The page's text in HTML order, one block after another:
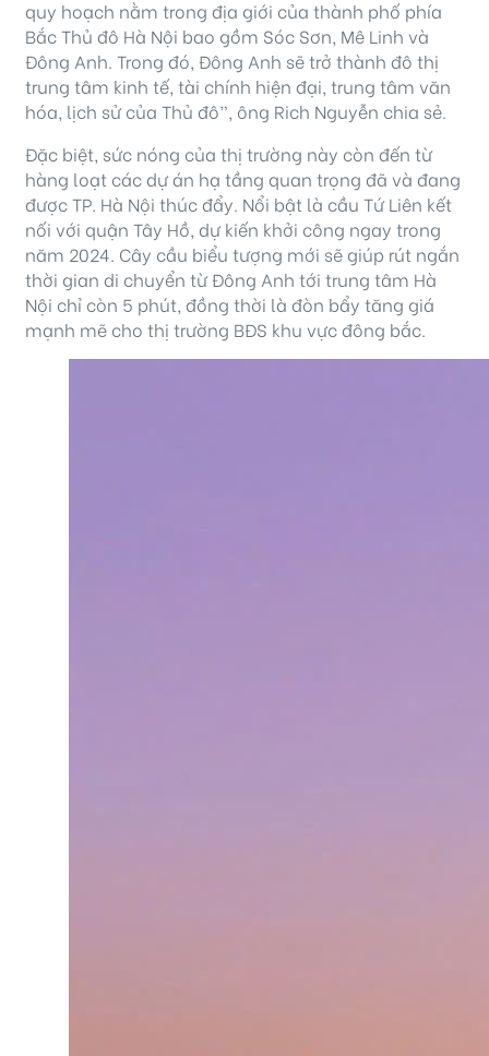
quy hoạch nằm trong địa giới của thành phố phía
Bắc Thủ đô Hà Nội bao gồm Sóc Sơn, Mê Linh và
Đông Anh. Trong đó, Đông Anh sẽ trở thành đô thị
trung tâm kinh tế, tài chính hiện đại, trung tâm văn
hóa, lịch sử của Thủ đô”, ông Rich Nguyễn chia sẻ.
Đặc biệt, sức nóng của thị trường này còn đến từ
hàng loạt các dự án hạ tầng quan trọng đã và đang
được TP. Hà Nội thúc đẩy. Nổi bật là cầu Tứ Liên kết
nối với quận Tây Hồ, dự kiến khởi công ngay trong
năm 2024. Cây cầu biểu tượng mới sẽ giúp rút ngắn
thời gian di chuyển từ Đông Anh tới trung tâm Hà
Nội chỉ còn 5 phút, đồng thời là đòn bẩy tăng giá
mạnh mẽ cho thị trường BĐS khu vực đông bắc.